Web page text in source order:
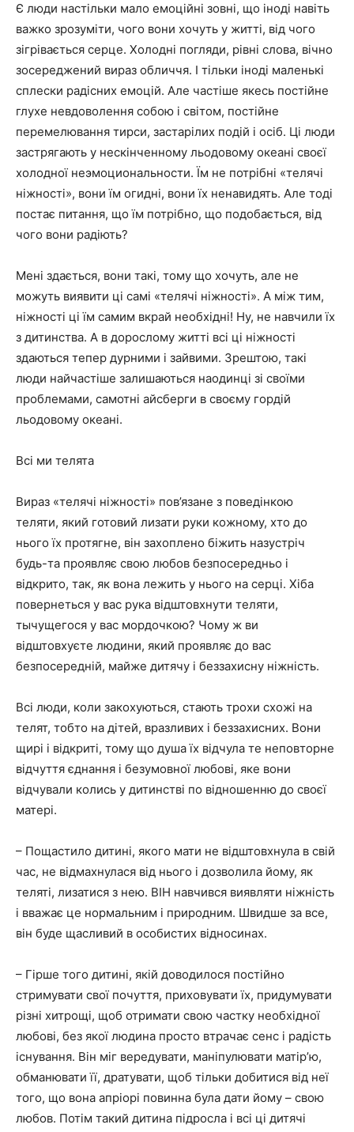
Є люди настільки мало емоційні зовні, що іноді навіть
важко зрозуміти, чого вони хочуть у житті, від чого
зігрівається серце. Холодні погляди, рівні слова, вічно
зосереджений вираз обличчя. І тільки іноді маленькі
сплески радісних емоцій. Але частіше якесь постійне
глухе невдоволення собою і світом, постійне
перемелювання тирси, застарілих подій і осіб. Ці люди
застрягають у нескінченному льодовому океані своєї
холодної неэмоциональности. Їм не потрібні «телячі
ніжності», вони їм огидні, вони їх ненавидять. Але тоді
постає питання, що їм потрібно, що подобається, від
чого вони радіють?
Мені здається, вони такі, тому що хочуть, але не
можуть виявити ці самі «телячі ніжності». А між тим,
ніжності ці їм самим вкрай необхідні! Ну, не навчили їх
з дитинства. А в дорослому житті всі ці ніжності
здаються тепер дурними і зайвими. Зрештою, такі
люди найчастіше залишаються наодинці зі своїми
проблемами, самотні айсберги в своєму гордій
льодовому океані.
Всі ми телята
Вираз «телячі ніжності» пов’язане з поведінкою
теляти, який готовий лизати руки кожному, хто до
нього їх протягне, він захоплено біжить назустріч
будь-та проявляє свою любов безпосередньо і
відкрито, так, як вона лежить у нього на серці. Хіба
повернеться у вас рука відштовхнути теляти,
тычущегося у вас мордочкою? Чому ж ви
відштовхуєте людини, який проявляє до вас
безпосередній, майже дитячу і беззахисну ніжність.
Всі люди, коли закохуються, стають трохи схожі на
телят, тобто на дітей, вразливих і беззахисних. Вони
щирі і відкриті, тому що душа їх відчула те неповторне
відчуття єднання і безумовної любові, яке вони
відчували колись у дитинстві по відношенню до своєї
матері.
– Пощастило дитині, якого мати не відштовхнула в свій
час, не відмахнулася від нього і дозволила йому, як
теляті, лизатися з нею. ВІН навчився виявляти ніжність
і вважає це нормальним і природним. Швидше за все,
він буде щасливий в особистих відносинах.
– Гірше того дитині, якій доводилося постійно
стримувати свої почуття, приховувати їх, придумувати
різні хитрощі, щоб отримати свою частку необхідної
любові, без якої людина просто втрачає сенс і радість
існування. Він міг вередувати, маніпулювати матір’ю,
обманювати її, дратувати, щоб тільки добитися від неї
того, що вона апріорі повинна була дати йому – свою
любов. Потім такий дитина підросла і всі ці дитячі